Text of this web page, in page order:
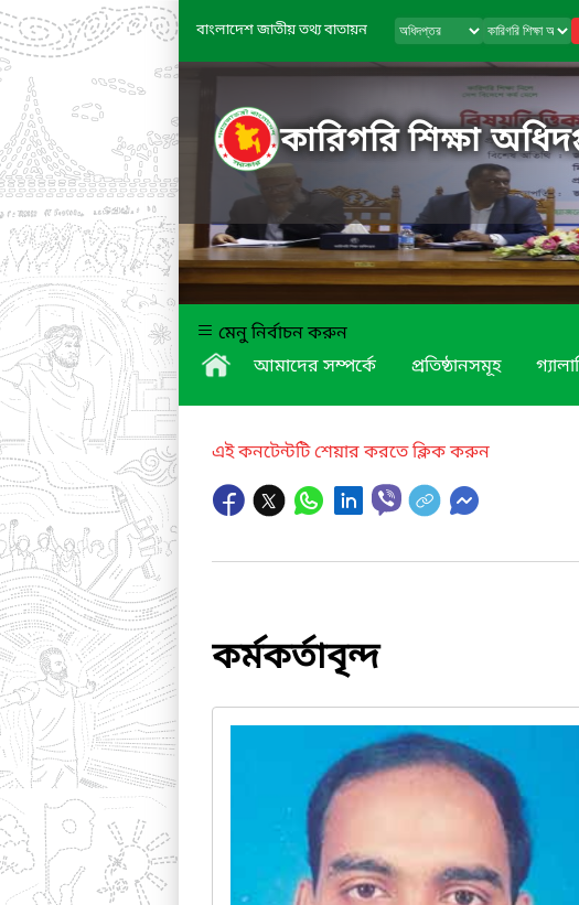
বাংলাদেশ জাতীয় তথ্য বাতায়ন
কারিগরি শিক্ষা
মেনু নির্বাচন করুন
আমাদের সম্পর্কে
প্রতিষ্ঠানসমূহ
এই কনটেন্টটি শেয়ার করতে ক্লিক করুন
কর্মকর্তাবৃন্দ